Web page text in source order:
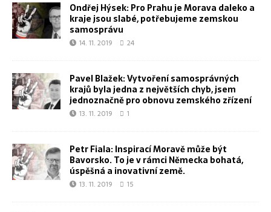
Ondřej Hýsek: Pro Prahu je Morava daleko a
kraje jsou slabé, potřebujeme zemskou
samosprávu
14. 11. 2019 24
Pavel Blažek: Vytvoření samosprávných
krajů byla jedna z největších chyb, jsem
jednoznačně pro obnovu zemského zřízení
13. 11. 2019 1
Petr Fiala: Inspirací Moravě může být
Bavorsko. To je v rámci Německa bohatá,
úspěšná a inovativní země.
13. 11. 2019 15